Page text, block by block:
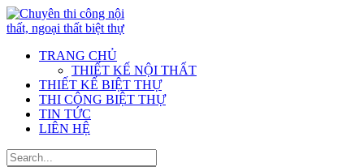
TRANG CHỦ
THIẾT KẾ NỘI THẤT
THIẾT KẾ BIỆT THỰ
THI CÔNG BIỆT THỰ
TIN TỨC
LIÊN HỆ